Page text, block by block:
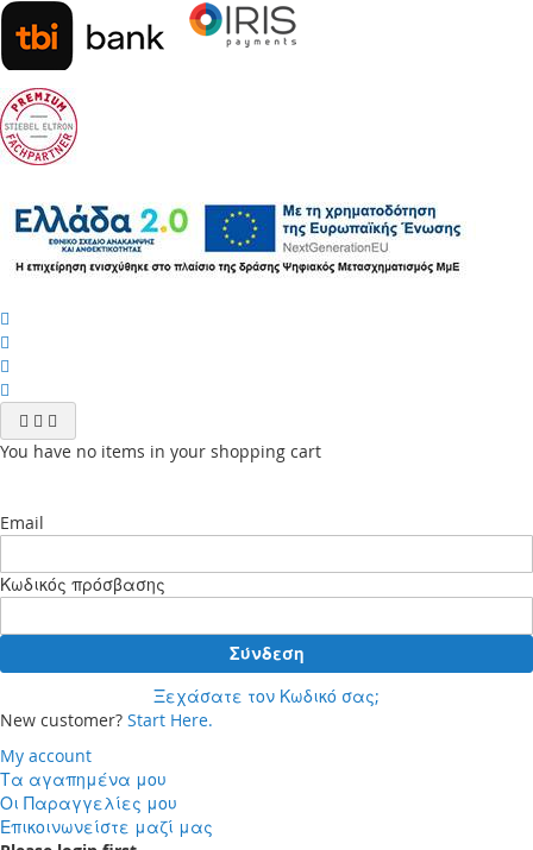
You have no items in your shopping cart
Email
Κωδικός πρόσβασης
Σύνδεση
Ξεχάσατε τον Κωδικό σας;
New customer? Start Here.
My account
Τα αγαπημένα μου
Οι Παραγγελίες μου
Επικοινωνείστε μαζί μας